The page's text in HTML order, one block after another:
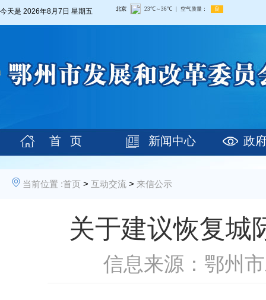
今天是 2026年8月7日 星期五
首 页 新闻中心 政
当前位置 :首页 > 互动交流 > 来信公示
关于建议恢复城
信息来源：鄂州